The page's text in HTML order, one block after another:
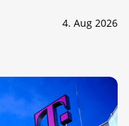
4. Aug 2026